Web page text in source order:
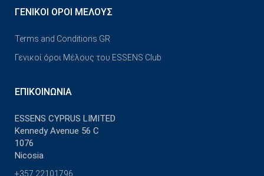
ΓΕΝΙΚΟΊ ΌΡΟΙ ΜΈΛΟΥΣ
Terms and Conditions GR
Γενικοί όροι Μέλους του ESSENS Club
ΕΠΙΚΟΙΝΩΝΊΑ
ESSENS CYPRUS LIMITED
Kennedy Avenue 56 C
1076
Nicosia
+357 22101796